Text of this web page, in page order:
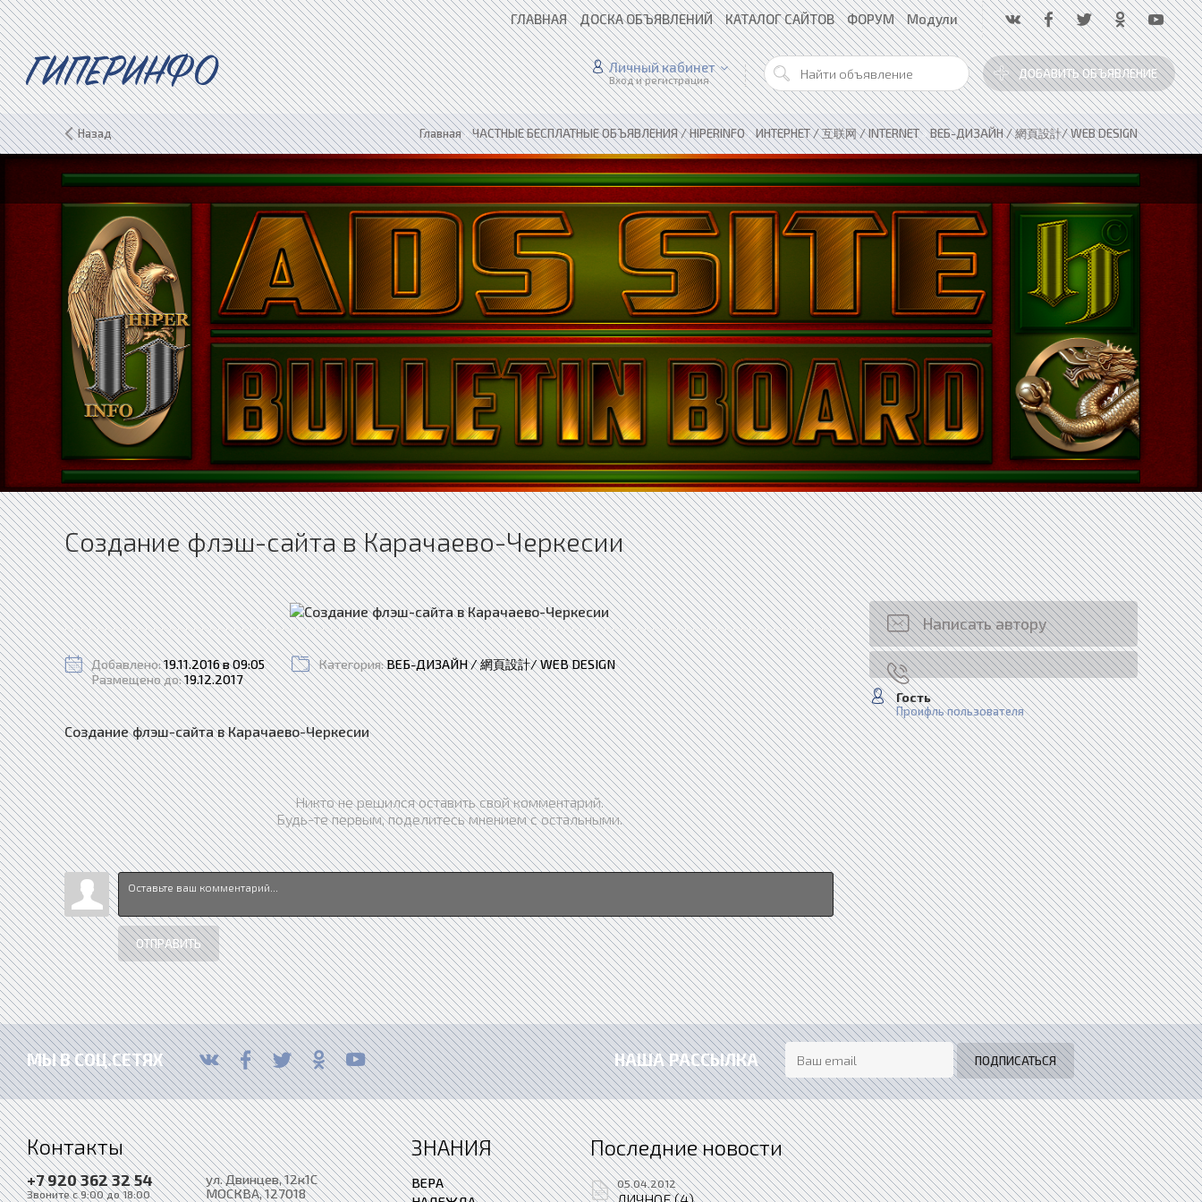
ГЛАВНАЯ ДОСКА ОБЪЯВЛЕНИЙ КАТАЛОГ САЙТОВ ФОРУМ Модули
ГИПЕРИНФО ДОБАВИТЬ ОБЪЯВЛЕНИЕ
Личный кабинет
Вход и регистрация
Назад Главная»ЧАСТНЫЕ БЕСПЛАТНЫЕ ОБЪЯВЛЕНИЯ / HIPERINFO»ИНТЕРНЕТ / 互联网 / INTERNET»ВЕБ-ДИЗАЙН / 網頁設計/ WEB DESIGN
Создание флэш-сайта в Карачаево-Черкесии
Написать автору
Гость
Проифль пользователя
Добавлено:19.11.2016 в 09:05
Размещено до:19.12.2017
Категория:ВЕБ-ДИЗАЙН / 網頁設計/ WEB DESIGN
Создание флэш-сайта в Карачаево-Черкесии
Никто не решился оставить свой комментарий.
Будь-те первым, поделитесь мнением с остальными.
ОТПРАВИТЬ
МЫ В СОЦ.СЕТЯХ НАША РАССЫЛКА
Контакты
+7 920 362 32 54
Звоните с 9:00 до 18:00
ул. Двинцев, 12к1С
МОСКВА, 127018
ЗНАНИЯ
ВЕРА
Последние новости
05.04.2012